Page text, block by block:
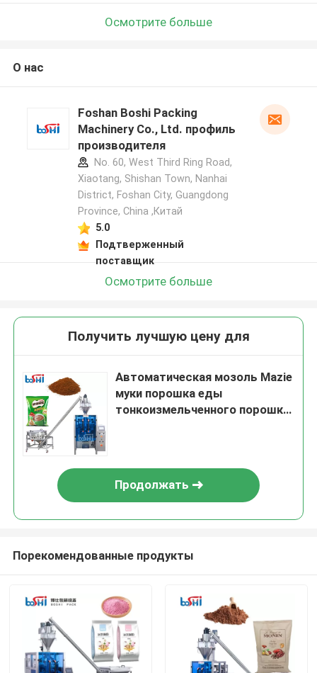
Осмотрите больше
О нас
Foshan Boshi Packing
Machinery Co., Ltd. профиль
производителя
No. 60, West Third Ring Road,
Xiaotang, Shishan Town, Nanhai
District, Foshan City, Guangdong
Province, China ,Китай
5.0
Подтверженный
поставщик
Осмотрите больше
Получить лучшую цену для
Автоматическая мозоль Mazie
муки порошка еды
тонкоизмельченного порошка
Продолжать
Порекомендованные продукты